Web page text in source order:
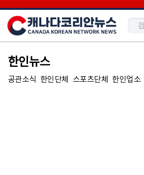
한인뉴스
공관소식 한인단체 스포츠단체 한인업소